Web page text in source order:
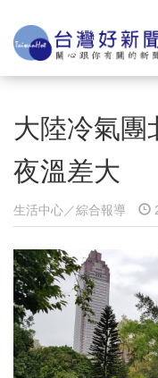
大陸冷氣
夜溫差大
生活中心／綜合報導